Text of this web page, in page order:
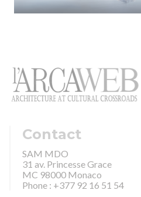
Contact
SAM MDO
31 av. Princesse Grace
MC 98000 Monaco
Phone : +377 92 16 51 54